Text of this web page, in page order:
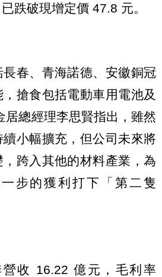
跌破現增定價 47.8 元。
春、青海諾德、安徽銅冠
搶食包括電動車用電池及
居總經理李思賢指出，雖然
小幅擴充，但公司未來將
跨入其他的材料產業，為
步的獲利打下「第二隻
收 16.22 億元，毛利率